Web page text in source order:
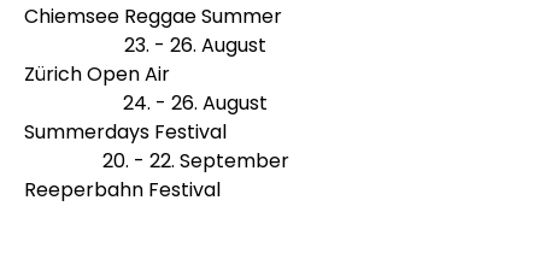
Chiemsee Reggae Summer
23. - 26. August
Zürich Open Air
24. - 26. August
Summerdays Festival
20. - 22. September
Reeperbahn Festival